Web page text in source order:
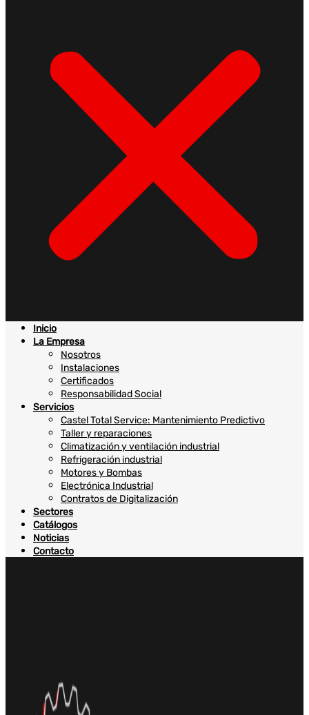
Inicio
La Empresa
Nosotros
Instalaciones
Certificados
Responsabilidad Social
Servicios
Castel Total Service: Mantenimiento Predictivo
Taller y reparaciones
Climatización y ventilación industrial
Refrigeración industrial
Motores y Bombas
Electrónica Industrial
Contratos de Digitalización
Sectores
Catálogos
Noticias
Contacto